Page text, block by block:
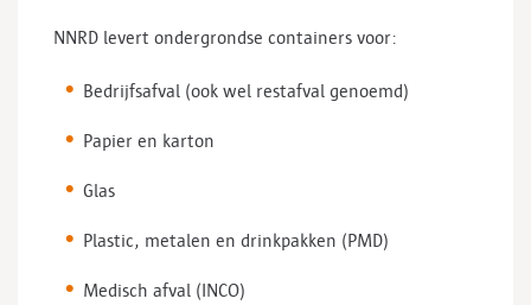
NNRD levert ondergrondse containers voor:
Bedrijfsafval (ook wel restafval genoemd)
Papier en karton
Glas
Plastic, metalen en drinkpakken (PMD)
Medisch afval (INCO)